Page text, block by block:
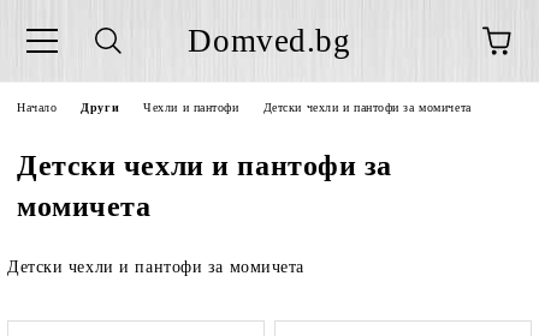
Domved.bg
Начало Други Чехли и пантофи Детски чехли и пантофи за момичета
Детски чехли и пантофи за
момичета
Детски чехли и пантофи за момичета